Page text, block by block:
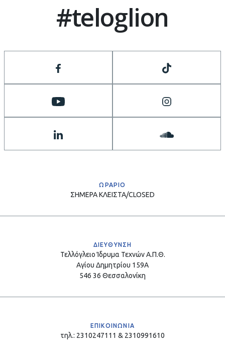
#teloglion
ΩΡΑΡΙΟ
ΣΗΜΕΡΑΚΛΕΙΣΤΑ/CLOSED
ΔΙΕΥΘΥΝΣΗ
Τελλόγλειο Ίδρυμα Τεχνών Α.Π.Θ.
Αγίου Δημητρίου 159Α
546 36 Θεσσαλονίκη
ΕΠΙΚΟΙΝΩΝΙΑ
τηλ.: 2310247111 & 2310991610